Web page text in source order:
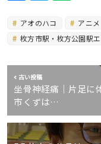
アオのハコ アニメ
枚方市駅・枚方公園駅
古い投稿
坐骨神経痛｜片足に
市くずは…